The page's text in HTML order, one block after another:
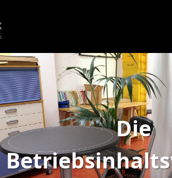
Die